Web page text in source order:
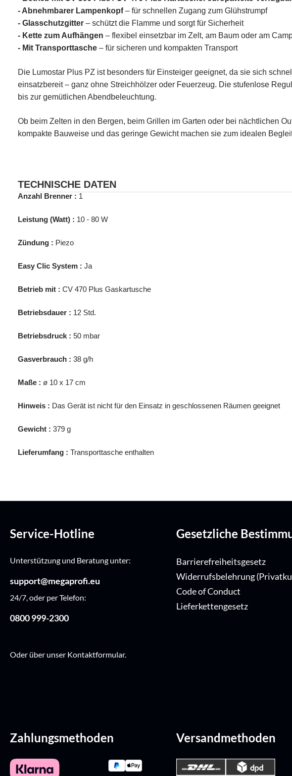
- Abnehmbarer Lampenkopf – für schnellen Zugang zum Glühstrumpf
- Glasschutzgitter – schützt die Flamme und sorgt für Sicherheit
- Kette zum Aufhängen – flexibel einsetzbar im Zelt, am Baum oder am
- Mit Transporttasche – für sicheren und kompakten Transport
Die Lumostar Plus PZ ist besonders für Einsteiger geeignet, da sie sich
einsatzbereit – ganz ohne Streichhölzer oder Feuerzeug. Die stufenlose
bis zur gemütlichen Abendbeleuchtung.
Ob beim Zelten in den Bergen, beim Grillen im Garten oder bei nächtlichen
kompakte Bauweise und das geringe Gewicht machen sie zum idealen
TECHNISCHE DATEN
Anzahl Brenner : 1
Leistung (Watt) : 10 - 80 W
Zündung : Piezo
Easy Clic System : Ja
Betrieb mit : CV 470 Plus Gaskartusche
Betriebsdauer : 12 Std.
Betriebsdruck : 50 mbar
Gasverbrauch : 38 g/h
Maße : ø 10 x 17 cm
Hinweis : Das Gerät ist nicht für den Einsatz in geschlossenen Räumen geeignet
Gewicht : 379 g
Lieferumfang : Transporttasche enthalten
Service-Hotline
Unterstützung und Beratung unter:
support@megaprofi.eu
24/7, oder per Telefon:
0800 999-2300
Oder über unser Kontaktformular.
Gesetzliche
Barrierefreiheitsgesetz
Widerrufsbelehrung
Code of Conduct
Lieferkettengesetz
Zahlungsmethoden Versandmethoden